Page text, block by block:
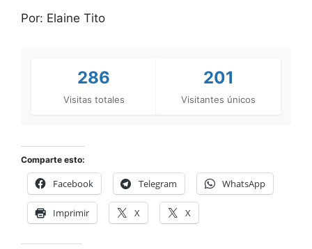
Por: Elaine Tito
286
Visitas totales
201
Visitantes únicos
Comparte esto:
Facebook Telegram WhatsApp
Imprimir X X